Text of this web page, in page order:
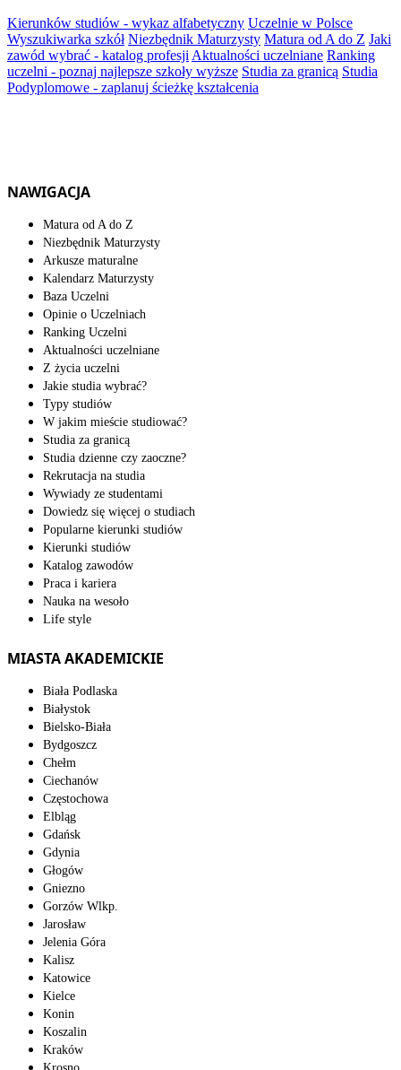
Kierunków studiów - wykaz alfabetyczny Uczelnie w Polsce
Wyszukiwarka szkół Niezbędnik Maturzysty Matura od A do Z Jaki
zawód wybrać - katalog profesji Aktualności uczelniane Ranking
uczelni - poznaj najlepsze szkoły wyższe Studia za granicą Studia
Podyplomowe - zaplanuj ścieżkę kształcenia
NAWIGACJA
Matura od A do Z
Niezbędnik Maturzysty
Arkusze maturalne
Kalendarz Maturzysty
Baza Uczelni
Opinie o Uczelniach
Ranking Uczelni
Aktualności uczelniane
Z życia uczelni
Jakie studia wybrać?
Typy studiów
W jakim mieście studiować?
Studia za granicą
Studia dzienne czy zaoczne?
Rekrutacja na studia
Wywiady ze studentami
Dowiedz się więcej o studiach
Popularne kierunki studiów
Kierunki studiów
Katalog zawodów
Praca i kariera
Nauka na wesoło
Life style
MIASTA AKADEMICKIE
Biała Podlaska
Białystok
Bielsko-Biała
Bydgoszcz
Chełm
Ciechanów
Częstochowa
Elbląg
Gdańsk
Gdynia
Głogów
Gniezno
Gorzów Wlkp.
Jarosław
Jelenia Góra
Kalisz
Katowice
Kielce
Konin
Koszalin
Kraków